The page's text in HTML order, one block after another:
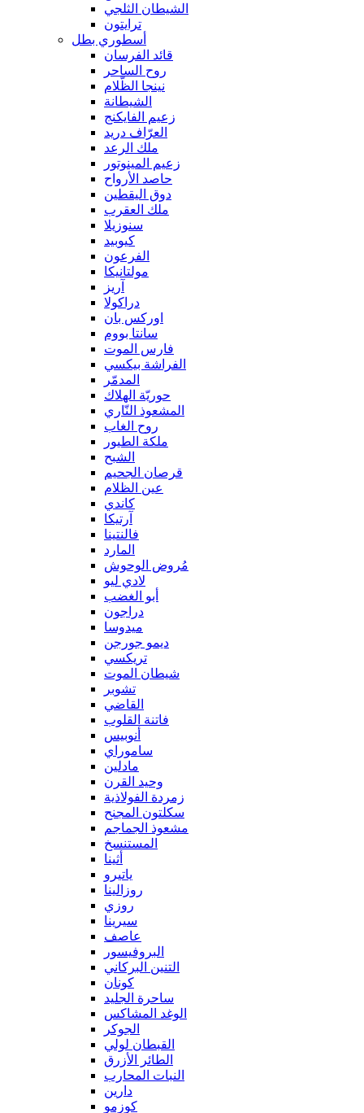
الشيطان الثلجي
ترايتون
أسطوري بطل
قائد الفرسان
روح الساحر
نينجا الظّلام
الشيطانة
زعيم الفايكنج
العرّاف دريد
ملك الرعد
زعيم المينوتور
حاصد الأرواح
دوق اليقطين
ملك العقرب
سنوزيلا
كيوبيد
الفرعون
مولتانيكا
آريز
دراكولا
اوركس بان
سانتا بووم
فارس الموت
الفراشة بيكسي
المدمّر
حوريّة الهلاك
المشعوذ النّاري
روح الغاب
ملكة الطيور
الشبح
قرصان الجحيم
عين الظلام
كاندي
آرتيكا
فالنتينا
المارد
مُروض الوحوش
لادي ليو
أبو الغضب
دراجون
ميدوسا
ديمو جورجن
تريكسي
شيطان الموت
تشوبر
القاضي
فاتنة القلوب
أنوبيس
ساموراي
مادلين
وحيد القرن
زمردة الفولاذية
سكلتون المجنح
مشعوذ الجماجم
المستنسخ
أثينا
ياتيرو
روزالينا
روزي
سيرينا
عاصف
البروفيسور
التنين البركاني
كونان
ساحرة الجليد
الوغد المشاكس
الجوكر
القبطان لولي
الطائر الأزرق
النبات المحارب
دارين
كوزمو